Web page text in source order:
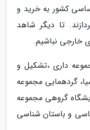
کشور به خرید و
تا دیگر شاهد
خارجی نباشیم.
داری ،تشکیل و
گردهمایی مجموعه
گروهی مجموعه
و باستان شناسی